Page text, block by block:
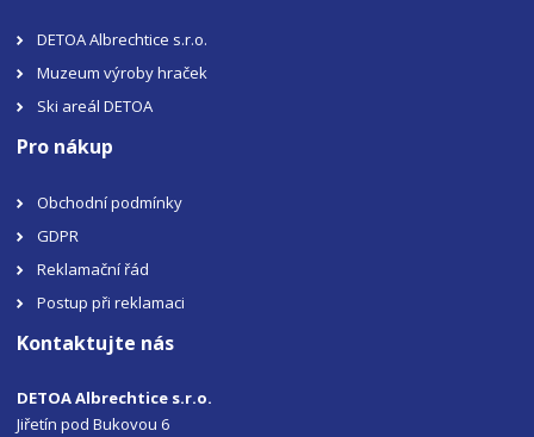
DETOA Albrechtice s.r.o.
Muzeum výroby hraček
Ski areál DETOA
Pro nákup
Obchodní podmínky
GDPR
Reklamační řád
Postup při reklamaci
Kontaktujte nás
DETOA Albrechtice s.r.o.
Jiřetín pod Bukovou 6